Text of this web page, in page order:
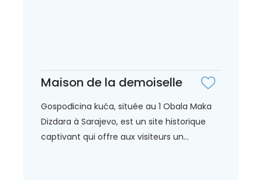
Maison de la demoiselle
Gospođicina kuća, située au 1 Obala Maka
Dizdara à Sarajevo, est un site historique
captivant qui offre aux visiteurs un...